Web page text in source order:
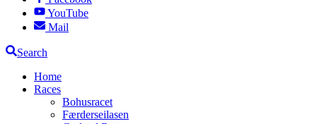
YouTube
Mail
Search
Home
Races
Bohusracet
Færderseilasen